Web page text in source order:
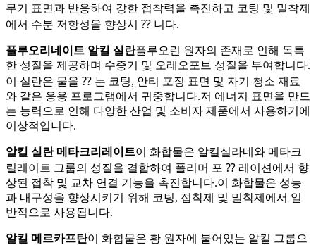
무기 표면과 반응하여 강한 접착력을 촉진하고 코팅 및 밀착제
에서 수분 저항성을 향상시 ⁇ 니다.
플루오리네이트 알킬 실란플루오린 원자의 존재로 인해 독특
한 성질을 제공하며 수증기 및 오레오포브 성질을 부여합니다.
이 실란은 물을 ⁇ 는 코팅, 안티 포징 표면 및 자기 청소 재료
와 같은 응용 프로그램에서 귀중합니다.저 에너지 표면을 만드
는 능력으로 인해 다양한 산업 및 소비자 제품에서 사용하기에
이상적입니다.
알킬 실란 메타크리레이트이 화합물은 알킬실라네와 메타크
릴레이트 그룹의 성질을 결합하여 폴리머 포 ⁇ 레이션에서 향
상된 접착 및 교차 연결 기능을 촉진합니다.이 화합물은 성능
과 내구성을 향상시키기 위해 코팅, 접착제 및 밀착제에서 일
반적으로 사용됩니다.
알킬 메르카프탄이 화합물은 황 원자에 붙어있는 알킬 그룹으